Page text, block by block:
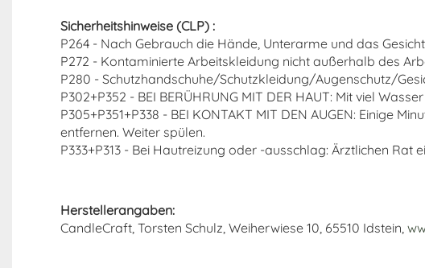
Sicherheitshinweise (CLP) :
P264 - Nach Gebrauch die Hände, Unterarme und das
P272 - Kontaminierte Arbeitskleidung nicht außerhalb des
P280 - Schutzhandschuhe/Schutzkleidung/Augenschutz/
P302+P352 - BEI BERÜHRUNG MIT DER HAUT: Mit viel
P305+P351+P338 - BEI KONTAKT MIT DEN AUGEN: Einige
entfernen. Weiter spülen.
P333+P313 - Bei Hautreizung oder -ausschlag: Ärztlichen Rat
Herstellerangaben:
CandleCraft, Torsten Schulz, Weiherwiese 10, 65510 Idstein,